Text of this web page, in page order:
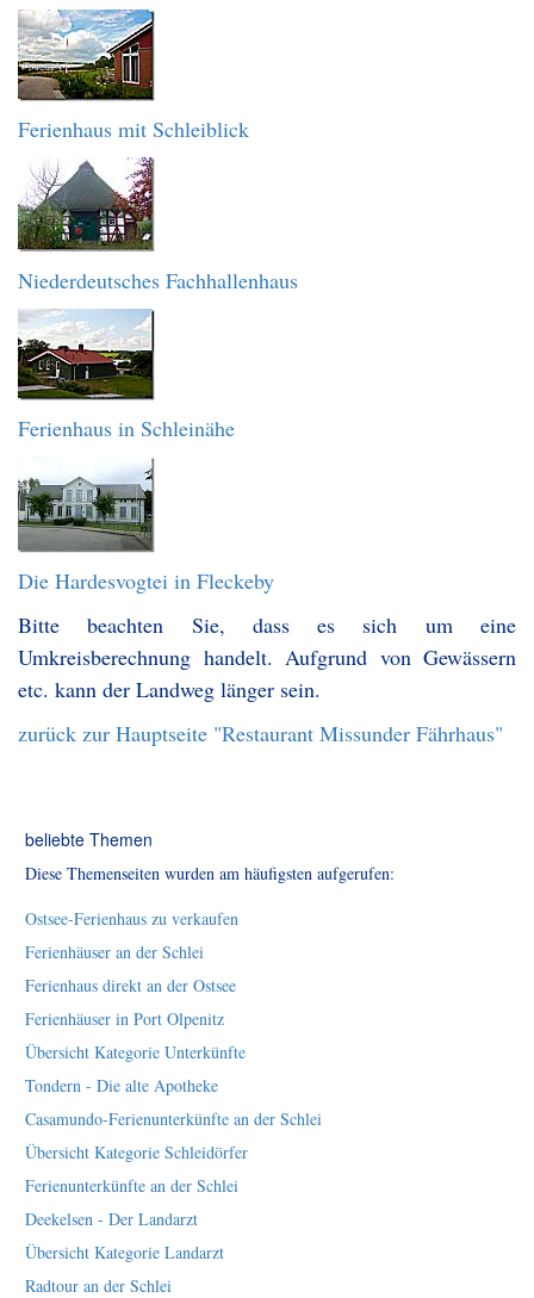
Ferienhaus mit Schleiblick
Niederdeutsches Fachhallenhaus
Ferienhaus in Schleinähe
Die Hardesvogtei in Fleckeby
Bitte beachten Sie, dass es sich um eine
Umkreisberechnung handelt. Aufgrund von Gewässern
etc. kann der Landweg länger sein.
zurück zur Hauptseite "Restaurant Missunder Fährhaus"
beliebte Themen
Diese Themenseiten wurden am häufigsten aufgerufen:
Ostsee-Ferienhaus zu verkaufen
Ferienhäuser an der Schlei
Ferienhaus direkt an der Ostsee
Ferienhäuser in Port Olpenitz
Übersicht Kategorie Unterkünfte
Tondern - Die alte Apotheke
Casamundo-Ferienunterkünfte an der Schlei
Übersicht Kategorie Schleidörfer
Ferienunterkünfte an der Schlei
Deekelsen - Der Landarzt
Übersicht Kategorie Landarzt
Radtour an der Schlei